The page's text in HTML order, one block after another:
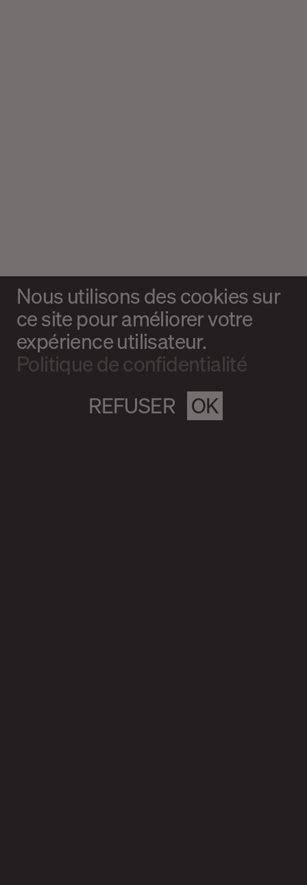
Nous utilisons des cookies sur
ce site pour améliorer votre
expérience utilisateur.
Politique de confidentialité
OK
REFUSER